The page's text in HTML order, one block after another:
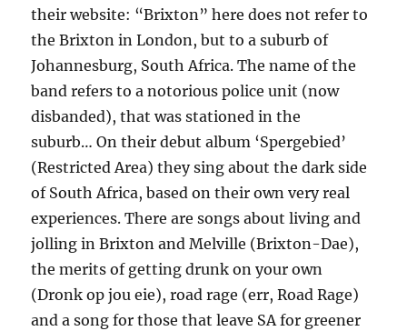
their website: “Brixton” here does not refer to
the Brixton in London, but to a suburb of
Johannesburg, South Africa. The name of the
band refers to a notorious police unit (now
disbanded), that was stationed in the
suburb… On their debut album ‘Spergebied’
(Restricted Area) they sing about the dark side
of South Africa, based on their own very real
experiences. There are songs about living and
jolling in Brixton and Melville (Brixton-Dae),
the merits of getting drunk on your own
(Dronk op jou eie), road rage (err, Road Rage)
and a song for those that leave SA for greener